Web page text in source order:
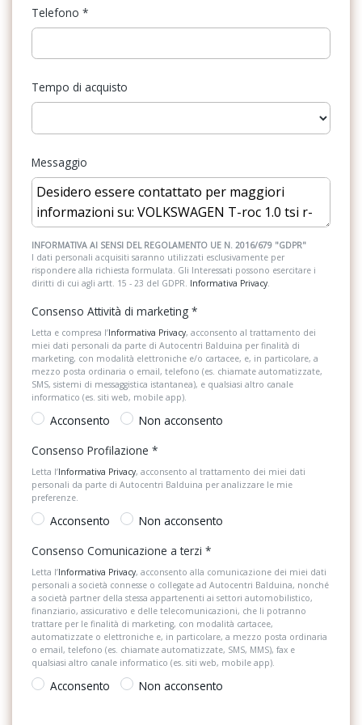
Illuminazione abitacolo
Impianto audio con touchscreen
Inserti in acciaio esterni
Kit riparazione pneumatici / tirefit
Luci diurne
Pacchetto sicurezza
Partenza in salita assistita
Personalizzazioni Linea e Stile
Poggiatesta anteriori regolabili
Pomello del cambio in pelle
Portaoggetti aggiuntivi
Predisposizioni
Radio DAB
Retrovisore interno auto-anabbagliante
Sedili abbattibili
Sedili anteriori regolabili
Sensori di Parcheggio Anterori e Posteriori
Sensori di pioggia
Servosterzo
Sistema automatico di parcheggio
pneumatici 215/50 r18 a bassa resistenza al rotolamento, bulloni
antifurto
Cerchi in lega valencia 7j x 17 con pneumatici 215/55 con
resistenza al rotolamento super ottimizzata
Climatizzatore manuale con filtro anti allergeni
Controllo elettronico stabilità (esc)
Dashpad e inserti in lava stone black
Dispositivo antiavviamento elettronico
Emergency call
Fari iq.light led performance
Fatigue detection
Freni a disco anteriori e posteriori
Freno di stazionamento elettronico auto hold
Front assist con frenata di emergenza city emergency brake e
riconoscimento pedoni
Funzione coming home e leaving home
Gruppi ottici anteriori con tecnologia led
Gruppi ottici posteriori a led
Hill start assist
Telefono *
Tempo di acquisto
Messaggio
INFORMATIVA AI SENSI DEL REGOLAMENTO UE N. 2016/679 "GDPR"
I dati personali acquisiti saranno utilizzati esclusivamente per
rispondere alla richiesta formulata. Gli Interessati possono esercitare i
diritti di cui agli artt. 15 - 23 del GDPR. Informativa Privacy
Consenso Attività di marketing *
Letta e compresa l’Informativa Privacy, acconsento al trattamento dei
miei dati personali da parte di Autocentri Balduina per finalità di
marketing, con modalità elettroniche e/o cartacee, e, in particolare, a
mezzo posta ordinaria o email, telefono (es. chiamate automatizzate,
SMS, sistemi di messaggistica istantanea), e qualsiasi altro canale
informatico (es. siti web, mobile app).
Acconsento
Non acconsento
Consenso Profilazione *
Letta l’Informativa Privacy, acconsento al trattamento dei miei dati
personali da parte di Autocentri Balduina per analizzare le mie
preferenze.
Acconsento
Non acconsento
Consenso Comunicazione a terzi *
Letta l’Informativa Privacy, acconsento alla comunicazione dei miei dati
personali a società connesse o collegate ad Autocentri Balduina, nonché
a società partner della stessa appartenenti ai settori automobilistico,
finanziario, assicurativo e delle telecomunicazioni, che li potranno
trattare per le finalità di marketing, con modalità cartacee,
automatizzate o elettroniche e, in particolare, a mezzo posta ordinaria
o email, telefono (es. chiamate automatizzate, SMS, MMS), fax e
qualsiasi altro canale informatico (es. siti web, mobile app).
Acconsento Non acconsento